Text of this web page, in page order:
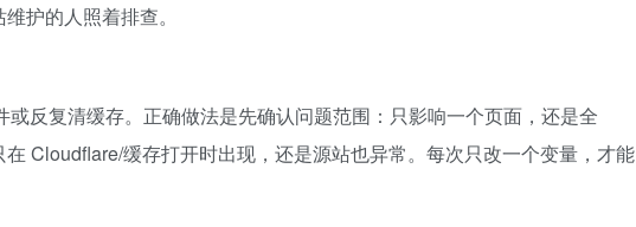
护的人照着排查。
反复清缓存。正确做法是先确认问题范围：只影响一个页面，还是全
Cloudflare/缓存打开时出现，还是源站也异常。每次只改一个变量，才能